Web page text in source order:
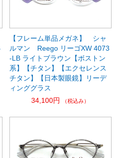
【フレーム単品メガネ】 シャ
ルマン Reego リーゴXW 4073
-LB ライトブラウン【ボストン
系】【チタン】【エクセレンス
チタン】【日本製眼鏡】リーデ
ィンググラス
34,100円
（税込み）